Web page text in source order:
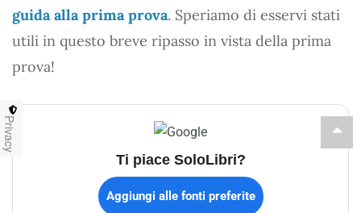
guida alla prima prova. Speriamo di esservi stati
utili in questo breve ripasso in vista della prima
prova!
Ti piace SoloLibri?
Aggiungi alle fonti preferite
Privacy